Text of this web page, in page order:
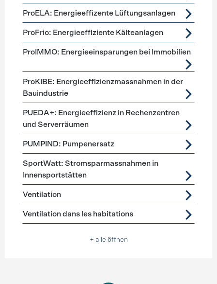
ProELA: Energieeffizente Lüftungsanlagen
ProFrio: Energieeffiziente Kälteanlagen
ProIMMO: Energieeinsparungen bei Immobilien
ProKIBE: Energieeffizienzmassnahmen in der
Bauindustrie
PUEDA+: Energieeffizienz in Rechenzentren
und Serverräumen
PUMPIND: Pumpenersatz
SportWatt: Stromsparmassnahmen in
Innensportstätten
Ventilation
Ventilation dans les habitations
+ alle öffnen